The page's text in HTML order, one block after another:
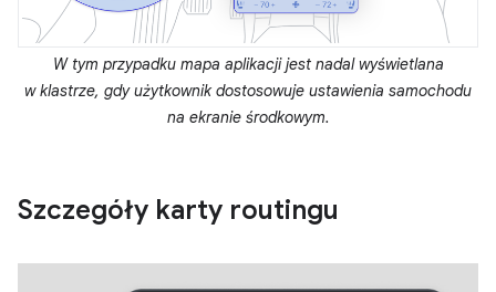
W tym przypadku mapa aplikacji jest nadal wyświetlana
w klastrze, gdy użytkownik dostosowuje ustawienia samochodu
na ekranie środkowym.
Szczegóły karty routingu